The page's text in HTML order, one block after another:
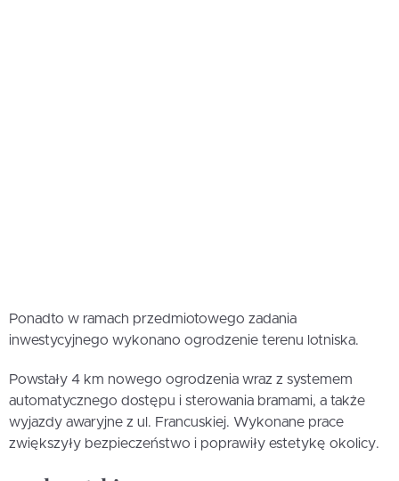
Ponadto w ramach przedmiotowego zadania
inwestycyjnego wykonano ogrodzenie terenu lotniska.
Powstały 4 km nowego ogrodzenia wraz z systemem
automatycznego dostępu i sterowania bramami, a także
wyjazdy awaryjne z ul. Francuskiej. Wykonane prace
zwiększyły bezpieczeństwo i poprawiły estetykę okolicy.